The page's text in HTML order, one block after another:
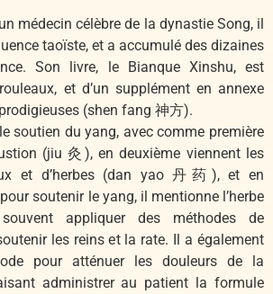
médecin célèbre de la dynastie Song, il
taoïste, et a accumulé des dizaines
Son livre, le Bianque Xinshu, est
et d’un supplément en annexe
(shen fang 神方).
soutien du yang, avec comme première
(jiu 灸), en deuxième viennent les
et d’herbes (dan yao 丹药), et en
soutenir le yang, il mentionne l’herbe
appliquer des méthodes de
les reins et la rate. Il a également
pour atténuer les douleurs de la
administrer au patient la formule